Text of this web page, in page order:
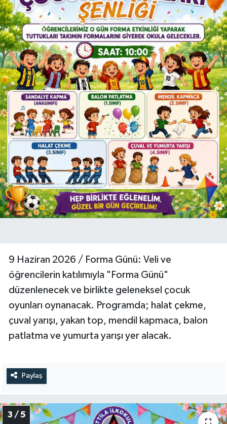
9 Haziran 2026 / Forma Günü: Veli ve
öğrencilerin katılımıyla "Forma Günü"
düzenlenecek ve birlikte geleneksel çocuk
oyunları oynanacak. Programda; halat çekme,
çuval yarışı, yakan top, mendil kapmaca, balon
patlatma ve yumurta yarışı yer alacak.
Paylaş
3 / 5